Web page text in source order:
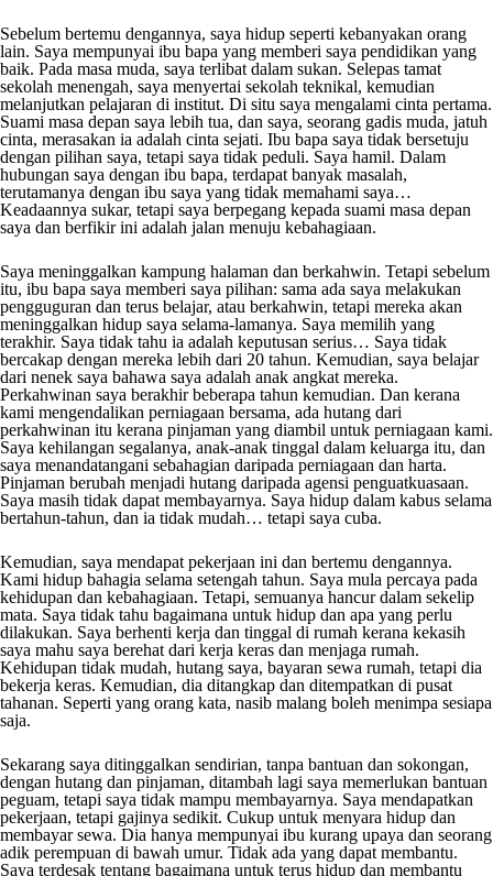
Sebelum bertemu dengannya, saya hidup seperti kebanyakan orang
lain. Saya mempunyai ibu bapa yang memberi saya pendidikan yang
baik. Pada masa muda, saya terlibat dalam sukan. Selepas tamat
sekolah menengah, saya menyertai sekolah teknikal, kemudian
melanjutkan pelajaran di institut. Di situ saya mengalami cinta pertama.
Suami masa depan saya lebih tua, dan saya, seorang gadis muda, jatuh
cinta, merasakan ia adalah cinta sejati. Ibu bapa saya tidak bersetuju
dengan pilihan saya, tetapi saya tidak peduli. Saya hamil. Dalam
hubungan saya dengan ibu bapa, terdapat banyak masalah,
terutamanya dengan ibu saya yang tidak memahami saya…
Keadaannya sukar, tetapi saya berpegang kepada suami masa depan
saya dan berfikir ini adalah jalan menuju kebahagiaan.
Saya meninggalkan kampung halaman dan berkahwin. Tetapi sebelum
itu, ibu bapa saya memberi saya pilihan: sama ada saya melakukan
pengguguran dan terus belajar, atau berkahwin, tetapi mereka akan
meninggalkan hidup saya selama-lamanya. Saya memilih yang
terakhir. Saya tidak tahu ia adalah keputusan serius… Saya tidak
bercakap dengan mereka lebih dari 20 tahun. Kemudian, saya belajar
dari nenek saya bahawa saya adalah anak angkat mereka.
Perkahwinan saya berakhir beberapa tahun kemudian. Dan kerana
kami mengendalikan perniagaan bersama, ada hutang dari
perkahwinan itu kerana pinjaman yang diambil untuk perniagaan kami.
Saya kehilangan segalanya, anak-anak tinggal dalam keluarga itu, dan
saya menandatangani sebahagian daripada perniagaan dan harta.
Pinjaman berubah menjadi hutang daripada agensi penguatkuasaan.
Saya masih tidak dapat membayarnya. Saya hidup dalam kabus selama
bertahun-tahun, dan ia tidak mudah… tetapi saya cuba.
Kemudian, saya mendapat pekerjaan ini dan bertemu dengannya.
Kami hidup bahagia selama setengah tahun. Saya mula percaya pada
kehidupan dan kebahagiaan. Tetapi, semuanya hancur dalam sekelip
mata. Saya tidak tahu bagaimana untuk hidup dan apa yang perlu
dilakukan. Saya berhenti kerja dan tinggal di rumah kerana kekasih
saya mahu saya berehat dari kerja keras dan menjaga rumah.
Kehidupan tidak mudah, hutang saya, bayaran sewa rumah, tetapi dia
bekerja keras. Kemudian, dia ditangkap dan ditempatkan di pusat
tahanan. Seperti yang orang kata, nasib malang boleh menimpa sesiapa
saja.
Sekarang saya ditinggalkan sendirian, tanpa bantuan dan sokongan,
dengan hutang dan pinjaman, ditambah lagi saya memerlukan bantuan
peguam, tetapi saya tidak mampu membayarnya. Saya mendapatkan
pekerjaan, tetapi gajinya sedikit. Cukup untuk menyara hidup dan
membayar sewa. Dia hanya mempunyai ibu kurang upaya dan seorang
adik perempuan di bawah umur. Tidak ada yang dapat membantu.
Saya terdesak tentang bagaimana untuk terus hidup dan membantu